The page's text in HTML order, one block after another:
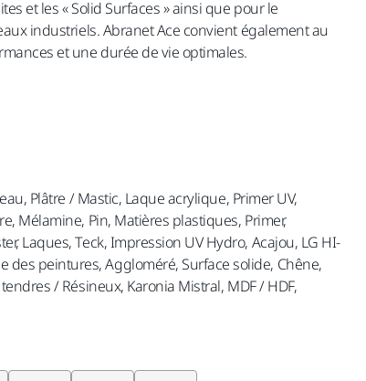
et les « Solid Surfaces » ainsi que pour le
industriels. Abranet Ace convient également au
et une durée de vie optimales.
Plâtre / Mastic, Laque acrylique, Primer UV,
Mélamine, Pin, Matières plastiques, Primer,
Laques, Teck, Impression UV Hydro, Acajou, LG HI-
des peintures, Aggloméré, Surface solide, Chêne,
/ Résineux, Karonia Mistral, MDF / HDF,